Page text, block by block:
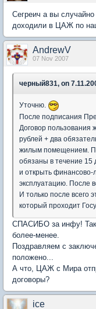
Сегреич а вы
доходили в ЦАЖ по
AndrewV
07 Nov 2007
черный831, on
Уточню.
После подписания
Договор
рублей + два
жилым помещением.
обязаны в течение 15
и открыть финансово-
эксплуатацию. После
И только после всего
который проходит
СПАСИБО за инфу! Так
более-менее.
Поздравляем с
положено...
А что, ЦАЖ с Мира
договоры?
ice